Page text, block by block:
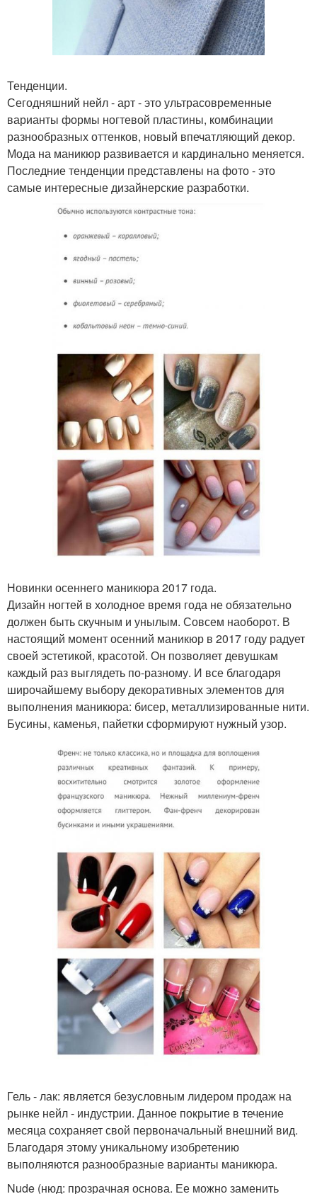
Тенденции.
Сегодняшний нейл - арт - это ультрасовременные
варианты формы ногтевой пластины, комбинации
разнообразных оттенков, новый впечатляющий декор.
Мода на маникюр развивается и кардинально меняется.
Последние тенденции представлены на фото - это
самые интересные дизайнерские разработки.
Новинки осеннего маникюра 2017 года.
Дизайн ногтей в холодное время года не обязательно
должен быть скучным и унылым. Совсем наоборот. В
настоящий момент осенний маникюр в 2017 году радует
своей эстетикой, красотой. Он позволяет девушкам
каждый раз выглядеть по-разному. И все благодаря
широчайшему выбору декоративных элементов для
выполнения маникюра: бисер, металлизированные нити.
Бусины, каменья, пайетки сформируют нужный узор.
Гель - лак: является безусловным лидером продаж на
рынке нейл - индустрии. Данное покрытие в течение
месяца сохраняет свой первоначальный внешний вид.
Благодаря этому уникальному изобретению
выполняются разнообразные варианты маникюра.
Nude (нюд: прозрачная основа. Ее можно заменить